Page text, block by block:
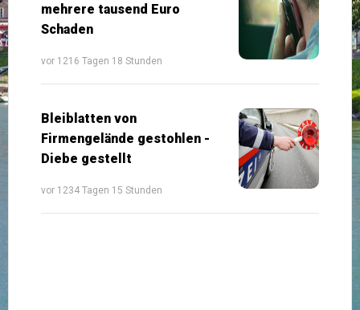
mehrere tausend Euro
Schaden
vor 1216 Tagen 18 Stunden
Bleiblatten von
Firmengelände gestohlen -
Diebe gestellt
vor 1234 Tagen 15 Stunden